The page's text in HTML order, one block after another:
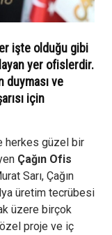
işte olduğu gibi
yer ofislerdir.
duyması ve
için
herkes güzel bir
Çağın Ofis
Sarı, Çağın
üretim tecrübesi
üzere birçok
proje ve iç